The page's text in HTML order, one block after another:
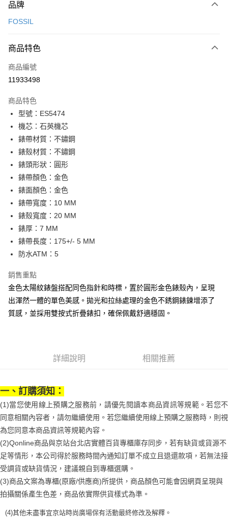
信用卡一次付款
6 期 0 利率 每期
合作金庫商業銀行
上海商業儲蓄銀行
臺灣中小企業銀行
匯豐（台灣）商業銀行
聯邦商業銀行
元大商業銀行
玉山商業銀行
台灣樂天信用卡公司
LINE Pay
Apple Pay
街口支付
悠遊付
Google Pay
全盈+PAY
大哥付你分期
相關說明
【大哥付你分期使用說明】
1.本服務由台灣大哥大提供，台灣大哥大用戶可立即使用無須另外申請。
2.付款方式選擇「大哥付你分期」，訂單成立後會自動跳轉到大哥付的交易
流程，驗證手機門號後，選擇欲分期的期數、繳款截止日，確認付款後即完
成交易。
3.實際核准額度、可分期數及費用金額請依後續交易確認頁面所載為準。
4.訂單成立30分鐘內，如未前往確認交易或遇審核未通過，訂單將自動取
法說明評估內容。
【繳款方式說明】
醒簡訊。
2.透過簡訊連結打開帳單後，可選擇「超商條碼／台灣大直營門市／銀行轉
用戶於交易時，得透過本服務購買商品或服務，並由商店將買賣／分期付款
資料（包含姓名、電話或地址）提供予台灣大哥大進項蒐集、處理及利用，
由本公司與您本人進行分期帳單所需資料之確認、核對及更正。
3.完整用戶服務條款，請詳閱以下連結：https://oppay.tw/userRule
AFTEE先享後付
相關說明
AFTEE先享後付是「在收到商品之後才付款」的支付方式。 讓您購物簡單
便利好安心！
２．便利：只要手機號碼，簡訊認證，即可結帳。
３．安心：先確認商品／服務後，再付款。
【「AFTEE先享後付」結帳流程】
１．於結帳方式選擇「AFTEE先享後付」後，將跳轉至「AFTEE先享後付」
結帳頁面，進行簡訊認證並確認金額後，即可完成結帳。
※ 請注意：結帳手續完成當下不需立刻繳費，但若您需要取消訂單，請聯絡
購買商品的店家。未經商家同意取消之訂單仍視為有效，需透過AFTEE先享
是否繳費成功／繳費後需取消欲退款等相關疑問，請聯繫「AFTEE先享後付
客戶支援中心」https://netprotections.freshdesk.com/support/home
【注意事項】
１．透過由恩沛科技股份有限公司提供之「AFTEE先享後付」服務完成之交
權轉讓予恩沛科技股份有限公司。
２．關於個人資料處理事宜，請瀏覽以下網址：
https://aftee.tw/terms/#terms3
３．未成年的使用者請事先徵得法定代理人或監護人之同意方可使用
「AFTEE先享後付」，若未經同意申辦者引起之損失，本公司不負相關責
任。
時審查核予不同之上限額度；若仍有額度不足之情形，本公司將視審查結果
ATM付款
付款後全家取貨
每筆NT$70，滿NT$899(含以上)免運費
付款後7-11取貨
每筆NT$100，滿NT$1,000(含以上)免運費
請自備購物袋，若需購買紙袋可現場詢問
免運費
品牌
FOSSIL
商品特色
商品編號
11933498
商品特色
型號：ES5474
機芯：石英機芯
錶帶材質：不鏽鋼
錶殼材質：不鏽鋼
錶頭形狀：圓形
錶帶顏色：金色
錶面顏色：金色
錶帶寬度：10 MM
錶殼寬度：20 MM
錶厚：7 MM
錶帶長度：175+/- 5 MM
防水ATM：5
銷售重點
金色太陽紋錶盤搭配同色指針和時標，置於圓形金色錶殼內，呈現
出渾然一體的單色美感。拋光和拉絲處理的金色不銹鋼錶鍊增添了
質感，並採用雙按式折疊錶扣，確保佩戴舒適穩固。
詳細說明 相關推薦
一、訂購須知：
(1)當您使用線上預購之服務前，請優先閱讀本商品資訊等規範。若您不
同意相關內容者，請勿繼續使用。若您繼續使用線上預購之服務時，則視
為您同意本商品資訊等規範內容。
(2)Qonline商品與京站台北店實體百貨專櫃庫存同步，若有缺貨或貨源不
足等情形，本公司得於服務時間內通知訂單不成立且退還款項，若無法接
受調貨或缺貨情況，建議親自到專櫃選購。
(3)商品文案為專櫃(原廠/供應商)所提供，商品顏色可能會因網頁呈現與
拍攝關係產生色差，商品依實際供貨樣式為準。
(4)其他未盡事宜京站時尚廣場保有活動最終修改及解釋 。